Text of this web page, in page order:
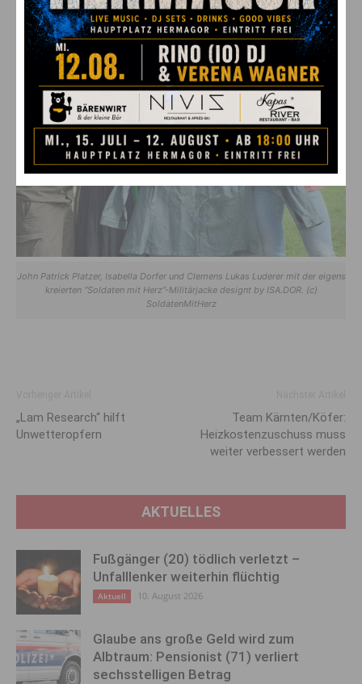
John Patrick Platzer, Isabella Dorfer und Clemens Lukas Luderer mit der eigens
kreierten “Soldaten mit Herz”-Militärjacke designt by ISA.DOR. (c)
SoldatenMitHerz
„Lam Research“ hilft
Unwetteropfern
Team Kärnten/Köfer:
Heizkostenzuschuss muss
weiter verbessert werden
AKTUELLES
Fußgänger (20) tödlich verletzt –
Unfalllenker weiterhin flüchtig
Aktuell 10. August 2026
Glaube ans große Geld wird zum
Albtraum: Pensionist (71) verliert
sechsstelligen Betrag